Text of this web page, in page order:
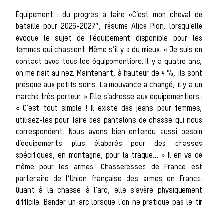
La trompe
chasse
Équipement : du progrès à faire »C’est mon cheval de
bataille pour 2026-2027″, résume Alice Pion, lorsqu’elle
évoque le sujet de l’équipement disponible pour les
femmes qui chassent. Même s’il y a du mieux. « Je suis en
contact avec tous les équipementiers. Il y a quatre ans,
on me riait au nez. Maintenant, à hauteur de 4 %, ils sont
presque aux petits soins. La mouvance a changé, il y a un
marché très porteur. » Elle s’adresse aux équipementiers :
« C’est tout simple ! Il existe des jeans pour femmes,
utilisez-les pour faire des pantalons de chasse qui nous
correspondent. Nous avons bien entendu aussi besoin
d’équipements plus élaborés pour des chasses
spécifiques, en montagne, pour la traque… » Il en va de
même pour les armes. Chasseresses de France est
partenaire de l’Union française des armes en France.
Quant à la chasse à l’arc, elle s’avère physiquement
difficile. Bander un arc lorsque l’on ne pratique pas le tir